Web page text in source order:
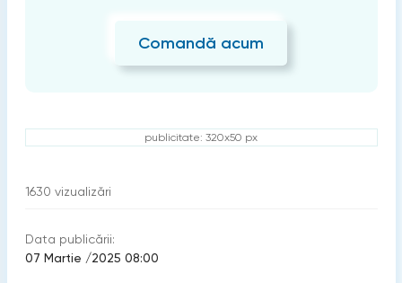
Comandă acum
publicitate: 320x50 px
1630 vizualizări
Data publicării:
07 Martie /2025 08:00